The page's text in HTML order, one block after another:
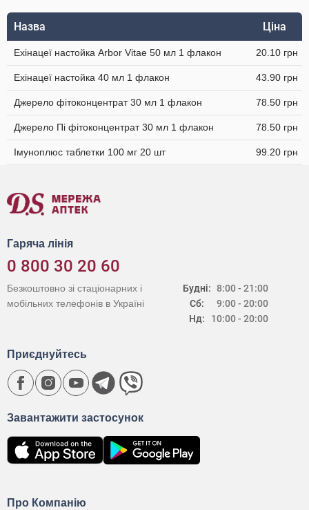
Назва Ціна
Ехінацеї настойка Arbor Vitae 50 мл 1 флакон 20.10 грн
Ехінацеї настойка 40 мл 1 флакон 43.90 грн
Джерело фітоконцентрат 30 мл 1 флакон 78.50 грн
Джерело Пі фітоконцентрат 30 мл 1 флакон 78.50 грн
Імуноплюс таблетки 100 мг 20 шт 99.20 грн
Гаряча лінія
0 800 30 20 60
Будні:
Сб:
Нд:
8:00 - 21:00
9:00 - 20:00
10:00 - 20:00
Безкоштовно зі стаціонарних і
мобільних телефонів в Україні
Про Компанію
Завантажити застосунок
Приєднуйтесь